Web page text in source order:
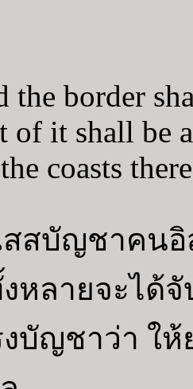
the border
of it shall be
coasts
สสบัญชาคน
หลายจะได้
บัญชาว่า ให้